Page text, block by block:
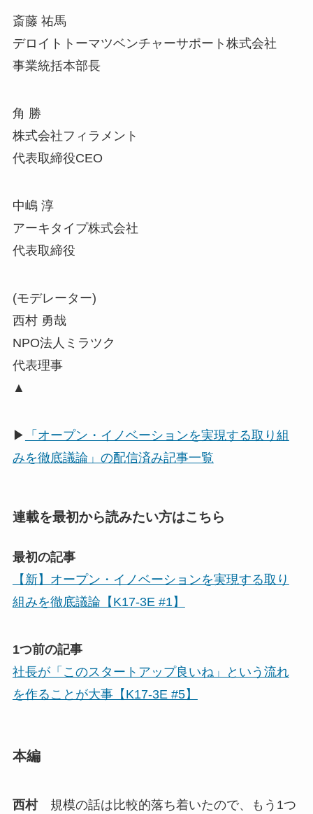
斎藤 祐馬
デロイトトーマツベンチャーサポート株式会社
事業統括本部長
角 勝
株式会社フィラメント
代表取締役CEO
中嶋 淳
アーキタイプ株式会社
代表取締役
(モデレーター)
西村 勇哉
NPO法人ミラツク
代表理事
▲
▶
「オープン・イノベーションを実現する取り組
みを徹底議論」の配信済み記事一覧
連載を最初から読みたい方はこちら
最初の記事
【新】オープン・イノベーションを実現する取り
組みを徹底議論【K17-3E #1】
1つ前の記事
社長が「このスタートアップ良いね」という流れ
を作ることが大事【K17-3E #5】
本編
西村規模の話は比較的落ち着いたので、もう1つ